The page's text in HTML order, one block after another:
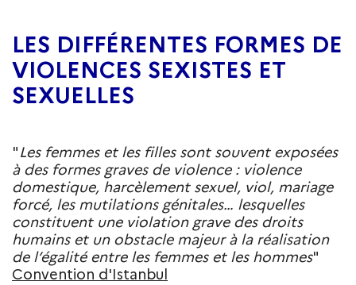
LES DIFFÉRENTES FORMES DE
VIOLENCES SEXISTES ET
SEXUELLES
"Les femmes et les filles sont souvent exposées
à des formes graves de violence : violence
domestique, harcèlement sexuel, viol, mariage
forcé, les mutilations génitales… lesquelles
constituent une violation grave des droits
humains et un obstacle majeur à la réalisation
de l’égalité entre les femmes et les hommes"
Convention d'Istanbul